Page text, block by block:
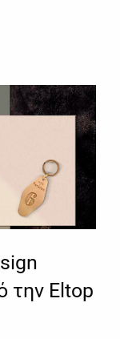
την Eltop